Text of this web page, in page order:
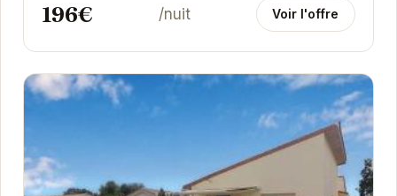
196€ /nuit Voir l'offre